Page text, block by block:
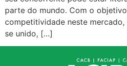
parte do mundo. Com o
competitividade neste mercado,
se unido, […]